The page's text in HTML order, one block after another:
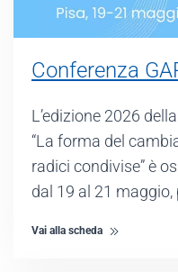
Conferenza
L’edizione 2026
“La forma del
radici condivise” è
dal 19 al 21 maggio,
Vai alla scheda